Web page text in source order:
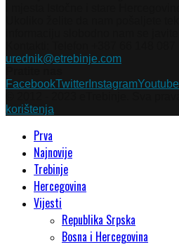
urednik@etrebinje.com
FacebookTwitter InstagramYoutube
korištenja
Prva
Najnovije
Trebinje
Hercegovina
Vijesti
Republika Srpska
Bosna i Hercegovina